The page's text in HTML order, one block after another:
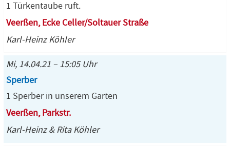
1 Türkentaube ruft.
Veerßen, Ecke Celler/Soltauer Straße
Karl-Heinz Köhler
Mi, 14.04.21 – 15:05 Uhr
Sperber
1 Sperber in unserem Garten
Veerßen, Parkstr.
Karl-Heinz & Rita Köhler